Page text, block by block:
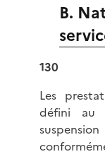
B.
130
Les
défini au